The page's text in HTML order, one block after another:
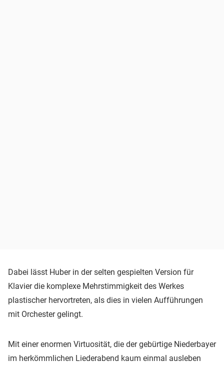
Dabei lässt Huber in der selten gespielten Version für
Klavier die komplexe Mehrstimmigkeit des Werkes
plastischer hervortreten, als dies in vielen Aufführungen
mit Orchester gelingt.
Mit einer enormen Virtuosität, die der gebürtige Niederbayer
im herkömmlichen Liederabend kaum einmal ausleben